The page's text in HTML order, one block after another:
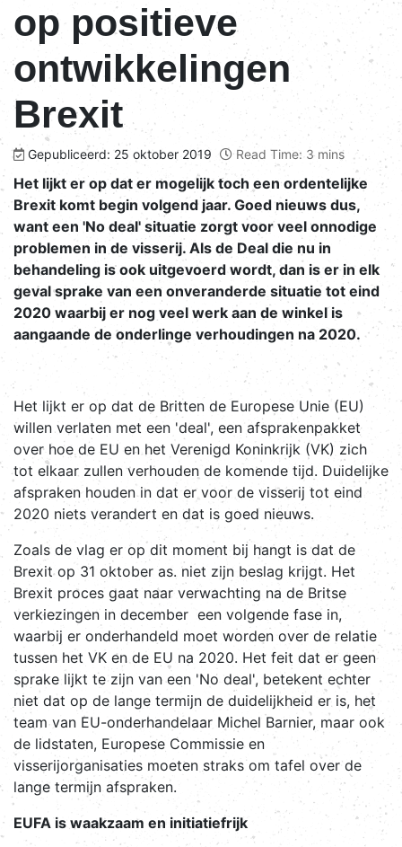
op positieve
ontwikkelingen
Brexit
Gepubliceerd: 25 oktober 2019 Read Time: 3 mins
Het lijkt er op dat er mogelijk toch een ordentelijke
Brexit komt begin volgend jaar. Goed nieuws dus,
want een 'No deal' situatie zorgt voor veel onnodige
problemen in de visserij. Als de Deal die nu in
behandeling is ook uitgevoerd wordt, dan is er in elk
geval sprake van een onveranderde situatie tot eind
2020 waarbij er nog veel werk aan de winkel is
aangaande de onderlinge verhoudingen na 2020.
Het lijkt er op dat de Britten de Europese Unie (EU)
willen verlaten met een 'deal', een afsprakenpakket
over hoe de EU en het Verenigd Koninkrijk (VK) zich
tot elkaar zullen verhouden de komende tijd. Duidelijke
afspraken houden in dat er voor de visserij tot eind
2020 niets verandert en dat is goed nieuws.
Zoals de vlag er op dit moment bij hangt is dat de
Brexit op 31 oktober as. niet zijn beslag krijgt. Het
Brexit proces gaat naar verwachting na de Britse
verkiezingen in december een volgende fase in,
waarbij er onderhandeld moet worden over de relatie
tussen het VK en de EU na 2020. Het feit dat er geen
sprake lijkt te zijn van een 'No deal', betekent echter
niet dat op de lange termijn de duidelijkheid er is, het
team van EU-onderhandelaar Michel Barnier, maar ook
de lidstaten, Europese Commissie en
visserijorganisaties moeten straks om tafel over de
lange termijn afspraken.
EUFA is waakzaam en initiatiefrijk